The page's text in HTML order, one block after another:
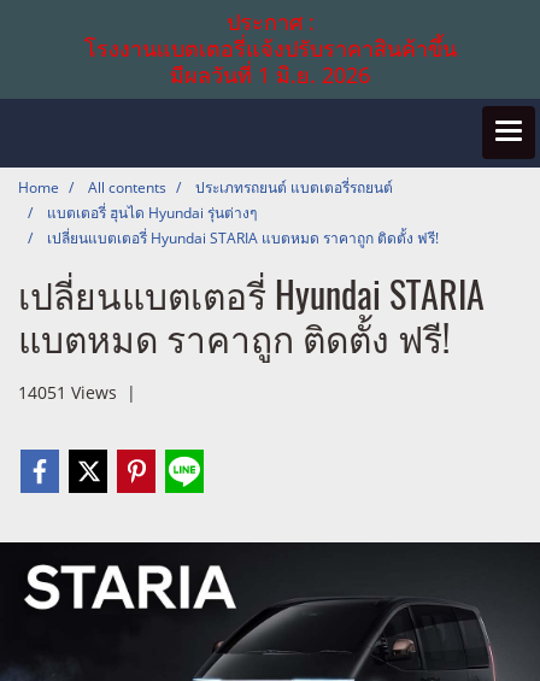
ประกาศ :
โรงงานแบตเตอรี่แจ้งปรับราคาสินค้าขึ้น
มีผลวันที่ 1 มิ.ย. 2026
Home All contents
ประเภทรถยนต์ แบตเตอรี่รถยนต์
แบตเตอรี่ ฮุนได Hyundai รุ่นต่างๆ
เปลี่ยนแบตเตอรี่ Hyundai STARIA แบตหมด ราคาถูก ติดตั้ง ฟรี!
เปลี่ยนแบตเตอรี่ Hyundai STARIA
แบตหมด ราคาถูก ติดตั้ง ฟรี!
14051 Views |